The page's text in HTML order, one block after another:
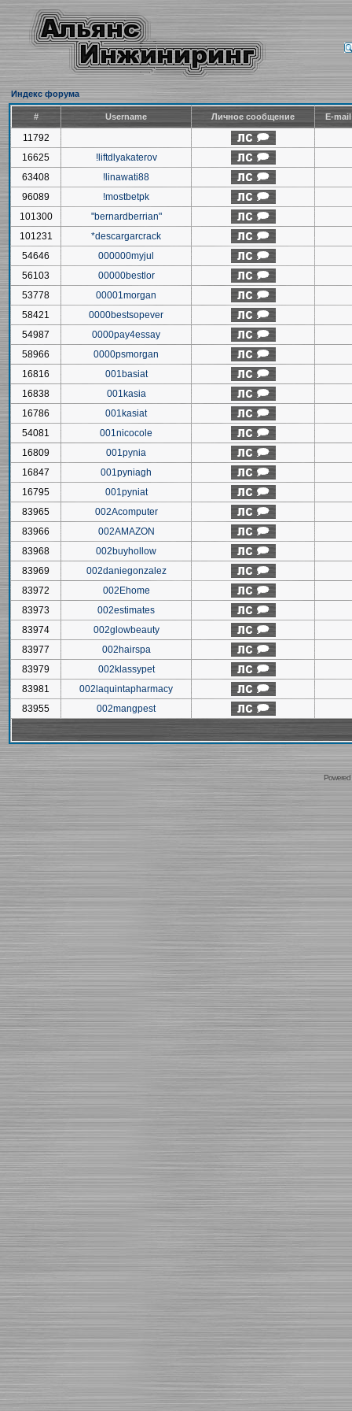
Индекс форума
# Username Личное сообщение E-
11792
16625
!liftdlyakaterov
63408
!linawati88
96089
!mostbetpk
101300
"bernardberrian"
101231
*descargarcrack
54646
000000myjul
56103
00000bestlor
53778
00001morgan
58421
0000bestsopever
54987
0000pay4essay
58966
0000psmorgan
16816
001basiat
16838
001kasia
16786
001kasiat
54081
001nicocole
16809
001pynia
16847
001pyniagh
16795
001pyniat
83965
002Acomputer
83966
002AMAZON
83968
002buyhollow
83969
002daniegonzalez
83972
002Ehome
83973
002estimates
83974
002glowbeauty
83977
002hairspa
83979
002klassypet
83981
002laquintapharmacy
83955
002mangpest